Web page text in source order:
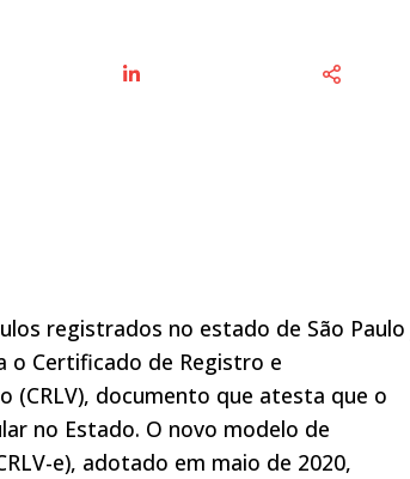
registrados no estado de São Paulo
o Certificado de Registro e
(CRLV), documento que atesta que o
no Estado. O novo modelo de
e), adotado em maio de 2020,